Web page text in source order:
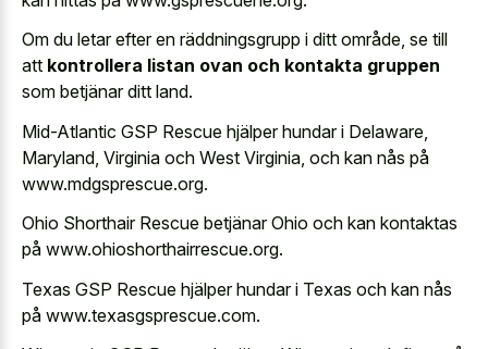
Om du letar efter en räddningsgrupp i ditt område, se till
att kontrollera listan ovan och kontakta gruppen
som betjänar ditt land.
Mid-Atlantic GSP Rescue hjälper hundar i Delaware,
Maryland, Virginia och West Virginia, och kan nås på
www.mdgsprescue.org.
Ohio Shorthair Rescue betjänar Ohio och kan kontaktas
på www.ohioshorthairrescue.org.
Texas GSP Rescue hjälper hundar i Texas och kan nås
på www.texasgsprescue.com.